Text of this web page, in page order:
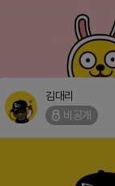
김대리
비공개